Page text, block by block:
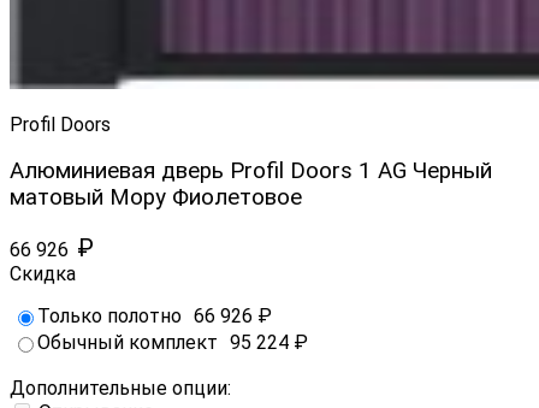
Profil Doors
Алюминиевая дверь Profil Doors 1 AG Черный
матовый Мору Фиолетовое
66 926 ₽
Скидка
Только полотно 66 926 ₽
Обычный комплект 95 224 ₽
Дополнительные опции: